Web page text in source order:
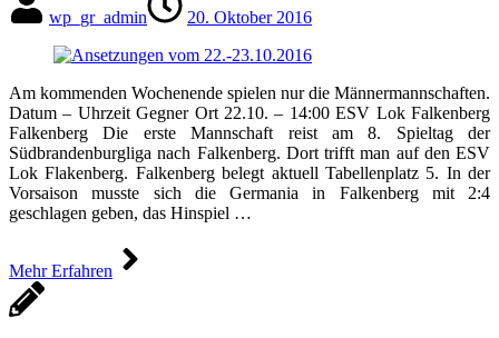
wp_gr_admin 20. Oktober 2016
Am kommenden Wochenende spielen nur die Männermannschaften.
Datum – Uhrzeit Gegner Ort 22.10. – 14:00 ESV Lok Falkenberg
Falkenberg Die erste Mannschaft reist am 8. Spieltag der
Südbrandenburgliga nach Falkenberg. Dort trifft man auf den ESV
Lok Flakenberg. Falkenberg belegt aktuell Tabellenplatz 5. In der
Vorsaison musste sich die Germania in Falkenberg mit 2:4
geschlagen geben, das Hinspiel …
Mehr Erfahren